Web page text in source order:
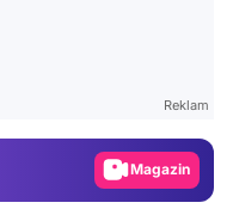
Reklam
Magazin